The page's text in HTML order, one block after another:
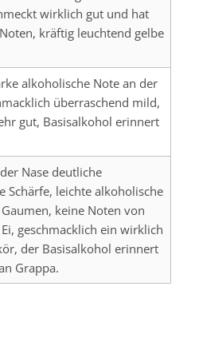
wirklich gut und hat
kräftig leuchtend gelbe
alkoholische Note an der
überraschend mild,
gut, Basisalkohol erinnert
Nase deutliche
Schärfe, leichte alkoholische
keine Noten von
geschmacklich ein wirklich
der Basisalkohol erinnert
Grappa.